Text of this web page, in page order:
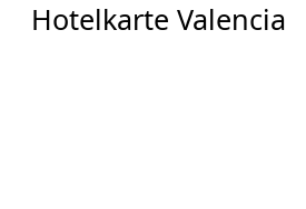
Hotelkarte Valencia